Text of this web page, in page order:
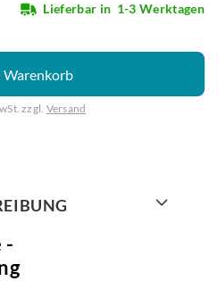
Lieferbar in 1-3 Werktagen
Warenkorb
zzgl. Versand
mit
-